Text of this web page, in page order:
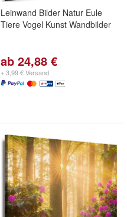
Leinwand Bilder Natur Eule
Tiere Vogel Kunst Wandbilder
ab 24,88 €
+ 3,99 € Versand